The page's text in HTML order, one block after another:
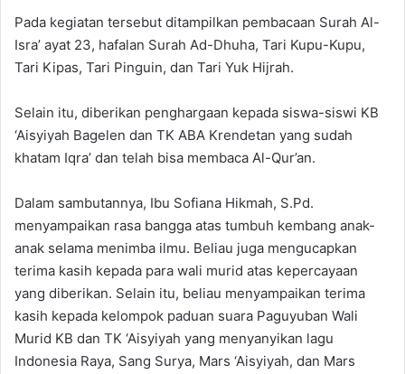
Pada kegiatan tersebut ditampilkan pembacaan Surah Al-
Isra’ ayat 23, hafalan Surah Ad-Dhuha, Tari Kupu-Kupu,
Tari Kipas, Tari Pinguin, dan Tari Yuk Hijrah.
Selain itu, diberikan penghargaan kepada siswa-siswi KB
‘Aisyiyah Bagelen dan TK ABA Krendetan yang sudah
khatam Iqra’ dan telah bisa membaca Al-Qur’an.
Dalam sambutannya, Ibu Sofiana Hikmah, S.Pd.
menyampaikan rasa bangga atas tumbuh kembang anak-
anak selama menimba ilmu. Beliau juga mengucapkan
terima kasih kepada para wali murid atas kepercayaan
yang diberikan. Selain itu, beliau menyampaikan terima
kasih kepada kelompok paduan suara Paguyuban Wali
Murid KB dan TK ‘Aisyiyah yang menyanyikan lagu
Indonesia Raya, Sang Surya, Mars ‘Aisyiyah, dan Mars